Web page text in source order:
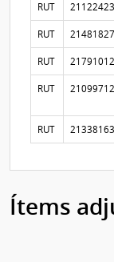
RUT
RUT
RUT
RUT
RUT
Ítems